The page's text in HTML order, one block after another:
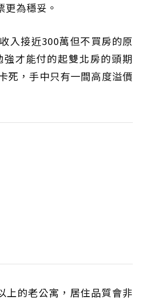
為穩妥。
入接近300萬但不買房的原
才能付的起雙北房的頭期
死，手中只有一間高度溢價
上的老公寓，居住品質會非